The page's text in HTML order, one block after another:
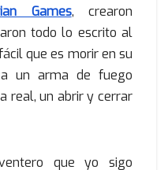
Games, crearon
todo lo escrito al
que es morir en su
un arma de fuego
real, un abrir y cerrar
que yo sigo